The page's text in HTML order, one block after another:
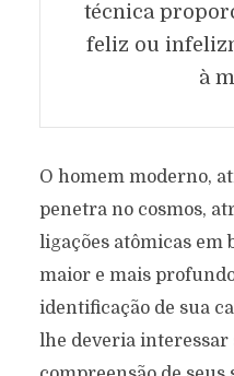
Texto original de
Silvia
536 views
2
técnica
feliz ou
à
O homem moderno,
penetra no cosmos,
ligações atômicas em
maior e mais
identificação de sua
lhe deveria interessar